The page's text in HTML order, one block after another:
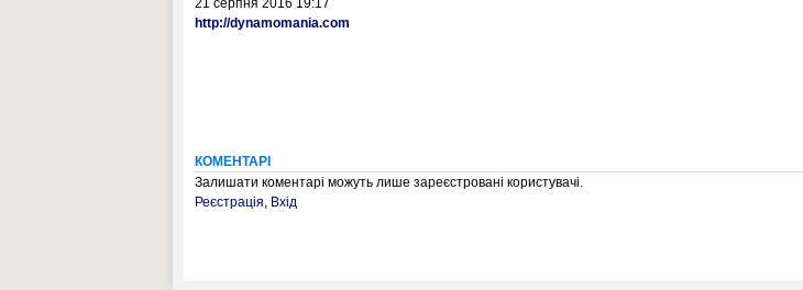
21 серпня 2016 19:17
http://dynamomania.com
КОМЕНТАРІ
Залишати коментарі можуть лише зареєстровані користувачі.
Реєстрація, Вхід